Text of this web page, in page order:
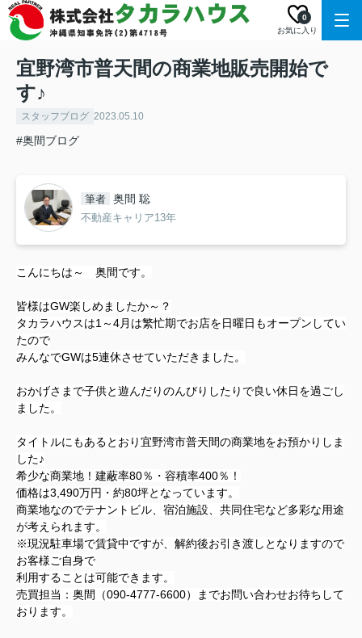
お気に入り
0
宜野湾市普天間の商業地販売開始で
す♪
スタッフブログ 2023.05.10
#奥間ブログ
筆者 奥間 聡
不動産キャリア13年
こんにちは～ 奥間です。
皆様はGW楽しめましたか～？
タカラハウスは1～4月は繁忙期でお店を日曜日もオープンしてい
たので
みんなでGWは5連休させていただきました。
おかげさまで子供と遊んだりのんびりしたりで良い休日を過ごし
ました。
タイトルにもあるとおり宜野湾市普天間の商業地をお預かりしま
した♪
希少な商業地！建蔽率80％・容積率400％！
価格は3,490万円・約80坪となっています。
商業地なのでテナントビル、宿泊施設、共同住宅など多彩な用途
が考えられます。
※現況駐車場で賃貸中ですが、解約後お引き渡しとなりますので
お客様ご自身で
利用することは可能できます。
売買担当：奥間（090-4777-6600）までお問い合わせお待ちして
おります。